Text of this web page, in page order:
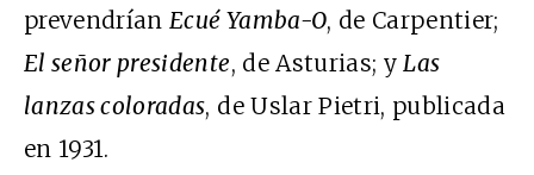
prevendríanEcué Yamba-O, de Carpentier;
El señor presidente, de Asturias; yLas
lanzas coloradas, de Uslar Pietri, publicada
en 1931.